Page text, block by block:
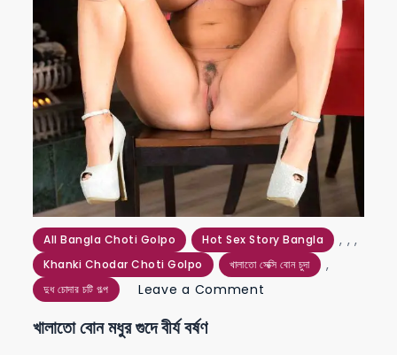
All Bangla Choti Golpo ,
Hot Sex Story Bangla ,
Khanki Chodar Choti Golpo
,
খালাতো সেক্সি বোন চুদা ,
দুধ চোদার চটি গল্প Leave a Comment
খালাতো বোন মধুর গুদে বীর্য বর্ষণ